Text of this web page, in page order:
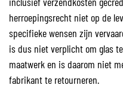
herroepingsrecht niet op de
specifieke wensen zijn
is dus niet verplicht om glas
maatwerk en is daarom niet
fabrikant te retourneren.